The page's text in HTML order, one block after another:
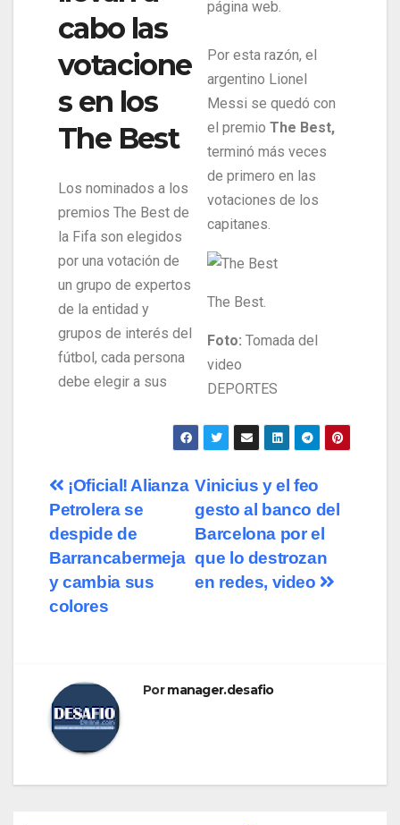
cabo las
votacione
s en los
The Best
Los nominados a los
premios The Best de
la Fifa son elegidos
por una votación de
un grupo de expertos
de la entidad y
grupos de interés del
fútbol, cada persona
debe elegir a sus
página web.
Por esta razón, el
argentino Lionel
Messi se quedó con
el premio The Best,
terminó más veces
de primero en las
votaciones de los
capitanes.
The Best.
Foto: Tomada del
video
DEPORTES
Vinicius y el feo
gesto al banco del
Barcelona por el
que lo destrozan
en redes, video
¡Oficial! Alianza
Petrolera se
despide de
Barrancabermeja
y cambia sus
colores
Pormanager.desafio